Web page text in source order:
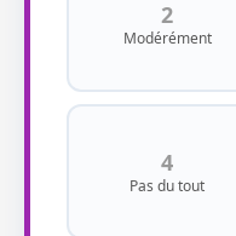
2
Modérément
4
Pas du tout